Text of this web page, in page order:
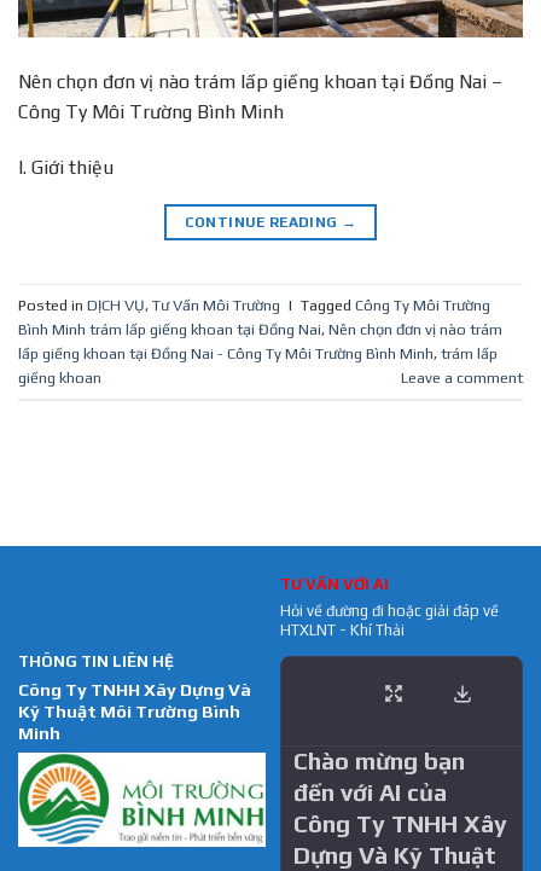
Nên chọn đơn vị nào trám lấp giếng khoan tại Đồng Nai –
Công Ty Môi Trường Bình Minh
I. Giới thiệu
CONTINUE READING →
Posted in DỊCH VỤ, Tư Vấn Môi Trường | Tagged Công Ty Môi Trường
Bình Minh trám lấp giếng khoan tại Đồng Nai, Nên chọn đơn vị nào trám
lấp giếng khoan tại Đồng Nai - Công Ty Môi Trường Bình Minh, trám lấp
giếng khoan
Leave a comment
THÔNG TIN LIÊN HỆ
Công Ty TNHH Xây Dựng Và
Kỹ Thuật Môi Trường Bình
Minh
TƯ VẤN VỚI AI
Hỏi về đường đi hoặc giải đáp về
HTXLNT - Khí Thải
Chào mừng bạn
đến với AI của
Công Ty TNHH Xây
Dựng Và Kỹ Thuật